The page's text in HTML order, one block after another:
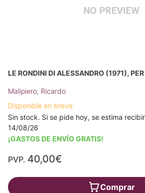
LE RONDINI DI ALESSANDRO (1971),
Malipiero, Ricardo
Disponible en breve
Sin stock. Si se pide hoy, se estima
14/08/26
¡GASTOS DE ENVÍO GRATIS!
PVP. 40,00€
Comprar